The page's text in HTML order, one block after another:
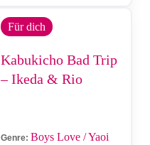
Für dich
Kabukicho Bad Trip
– Ikeda & Rio
Genre: Boys Love / Yaoi